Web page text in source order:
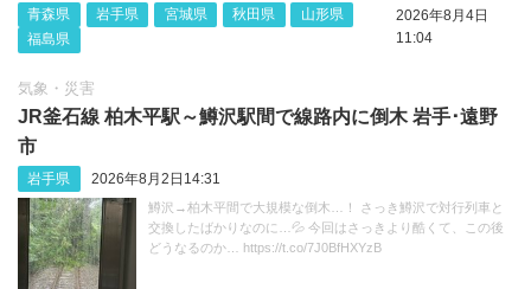
青森県 岩手県 宮城県 秋田県
山形県
福島県
2026年8月4日
11:04
気象・災害
JR釜石線 柏木平駅～鱒沢駅間で線路内に倒木 岩手･遠野
市
岩手県 2026年8月2日14:31
鱒沢→柏木平間で大規模な倒木…！ さっき鱒沢で対行列車と
交換したばかりなのに…💦 今回はさっきより酷くて、この後
どうなるのか… https://t.co/7J0BfHXYzB